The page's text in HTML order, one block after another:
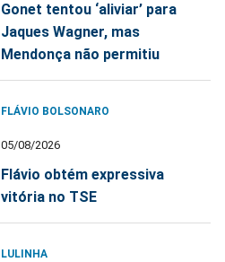
Gonet tentou ‘aliviar’ para
Jaques Wagner, mas
Mendonça não permitiu
FLÁVIO BOLSONARO
05/08/2026
Flávio obtém expressiva
vitória no TSE
LULINHA